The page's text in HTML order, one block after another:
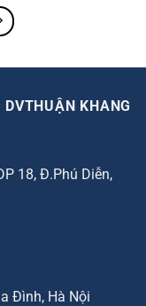
5
sao
KHANG
18, Đ.Phú Diễn,
Đình, Hà Nội